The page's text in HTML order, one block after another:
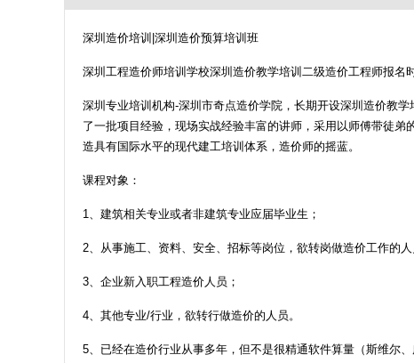
深圳造价培训 深圳造价预算培训班
深圳工程造价师培训学校深圳造价教学培训二级造价工程师报名
深圳专业培训机构-深圳市奇点造价学院，长期开设深圳造价教
了一批项目经验，现场实战经验丰富的讲师，采用以师傅带徒
造具有国际水平的现代建工培训体系，造价师的摇蓝。
课程对象：
1、建筑相关专业或者非建筑专业应届毕业生；
2、从事施工、资料、安全、招标等岗位，欲转岗做造价工作的人
3、企业新入职工程造价人员；
4、其他专业/行业，欲转行做造价的人员。
5、已经在造价行业从事多年，但不是很精通软件算量（斯维尔、